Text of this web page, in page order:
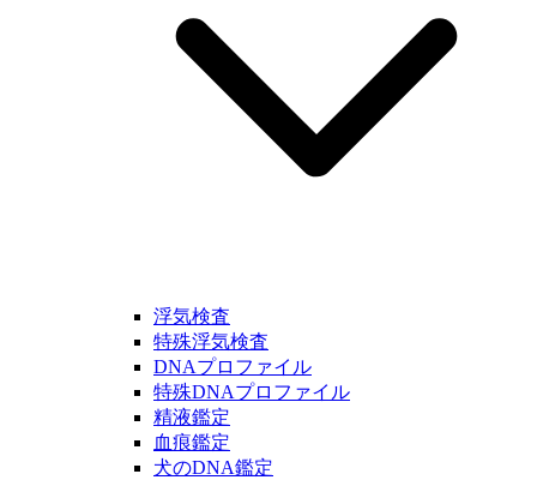
浮気検査
特殊浮気検査
DNAプロファイル
特殊DNAプロファイル
精液鑑定
血痕鑑定
犬のDNA鑑定